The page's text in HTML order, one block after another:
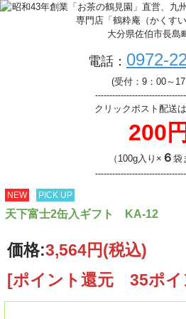
大分県佐伯市長島
電話： 0972-
(受付：9：00～
クリックポスト配送
200円
（100g入り× ６ 袋
NEW PICK UP
天下富士2缶入ギフト KA-12
価格:3,564円(税込)
[ポイント還元 35ポイ